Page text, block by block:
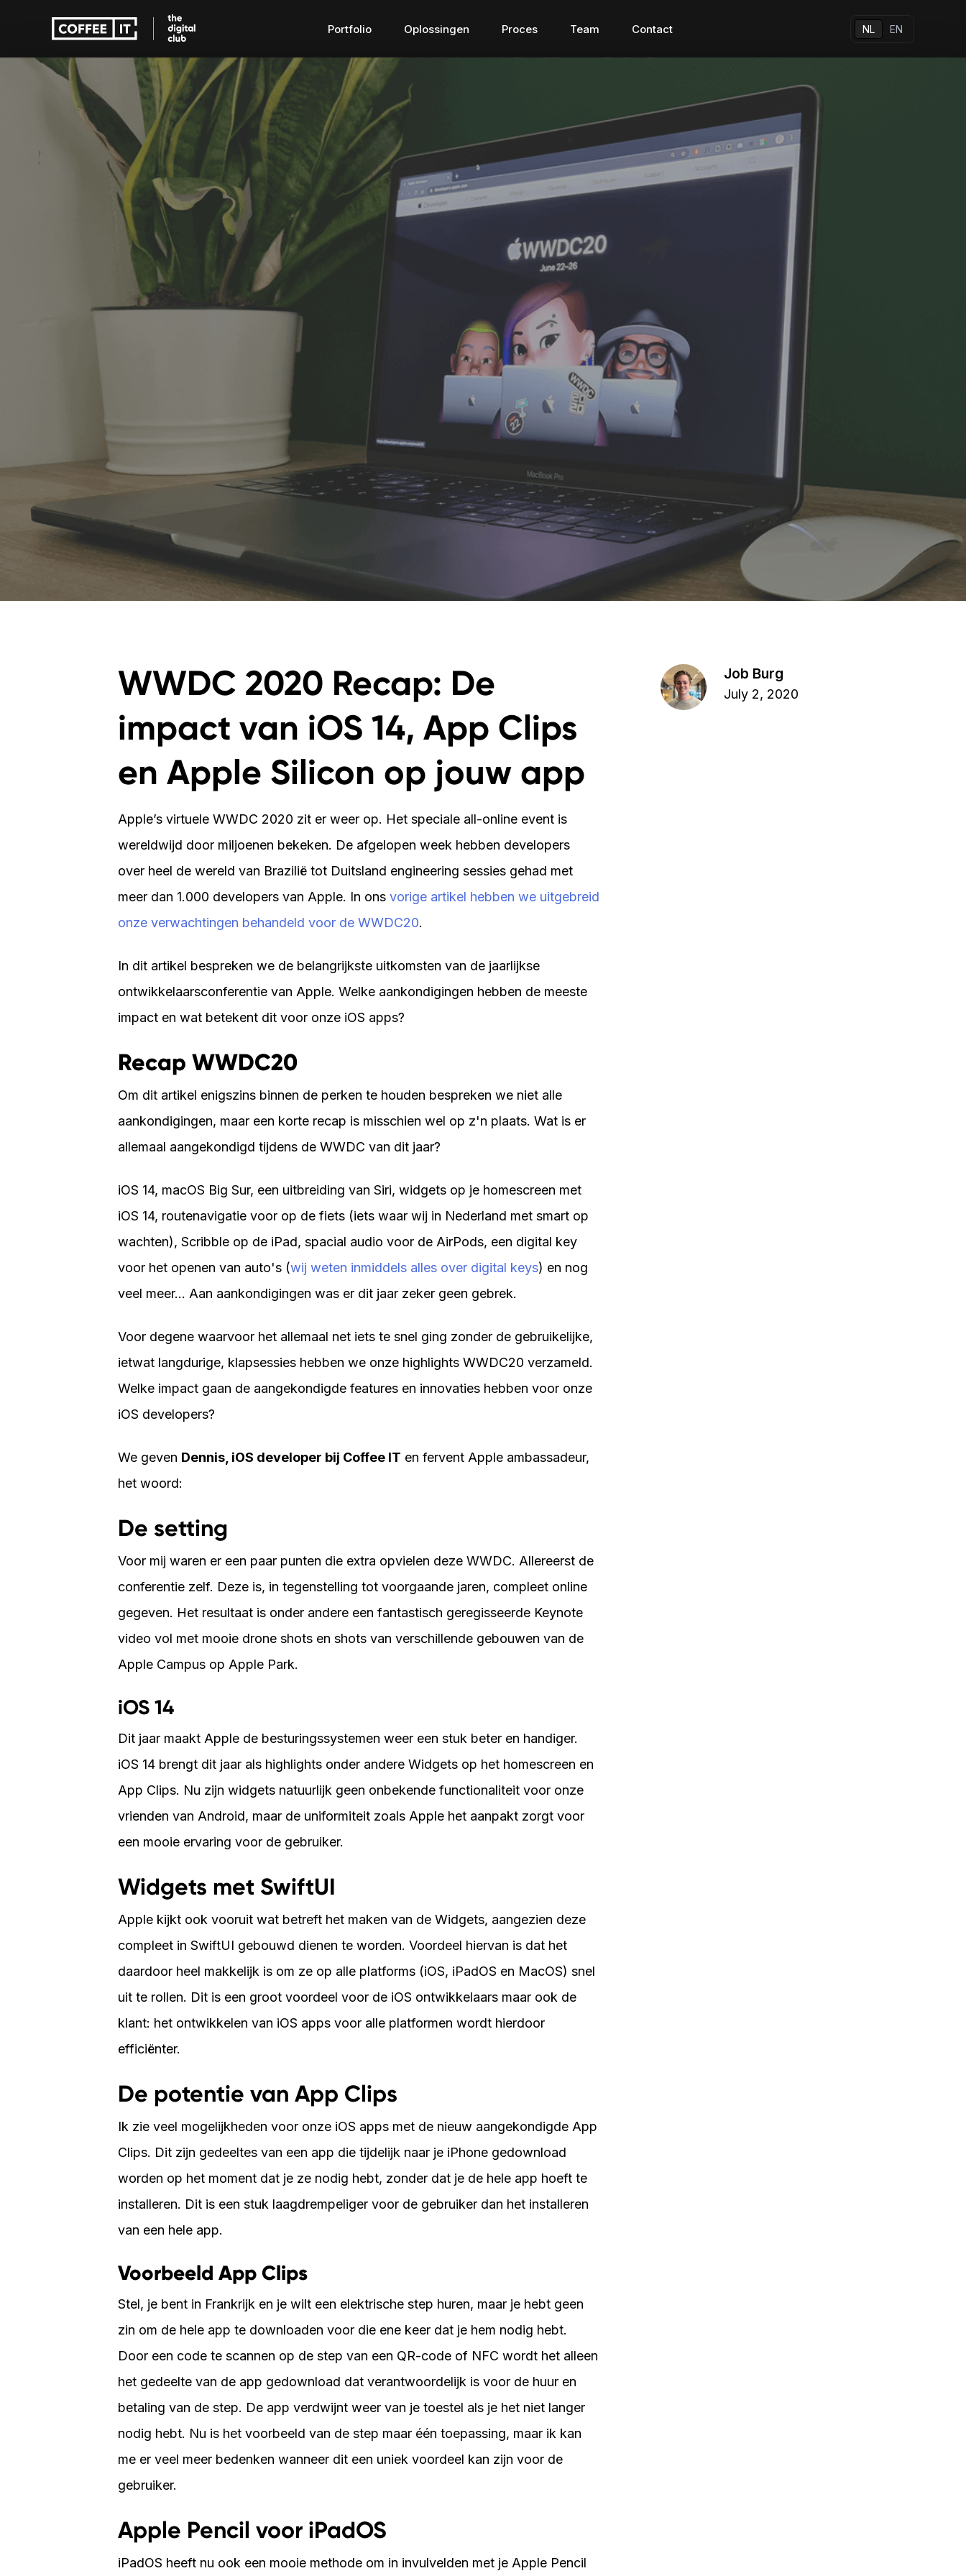
Portfolio Oplossingen Proces Team Contact
Educatie apps Zorg apps Digital Transformation Al onze apps
Educatie apps Zorg apps
Toegankelijke zorg waar
De brug voor het verbinden
van apparaten en systemen.
Digital Transformation
Digitaliseer en breng
efficiëntie in je processen.
Andere oplossingen
Native apps
Hybrid apps
Web apps
App design
Ons team
Vacatures
3526 KT Utrecht
contact@coffeeit.nl
vullen.
NL EN
WWDC 2020 Recap: De
impact van iOS 14, App Clips
en Apple Silicon op jouw app
Apple’s virtuele WWDC 2020 zit er weer op. Het speciale all-online event is
wereldwijd door miljoenen bekeken. De afgelopen week hebben developers
over heel de wereld van Brazilië tot Duitsland engineering sessies gehad met
meer dan 1.000 developers van Apple. In ons vorige artikel hebben we uitgebreid
onze verwachtingen behandeld voor de WWDC20.
In dit artikel bespreken we de belangrijkste uitkomsten van de jaarlijkse
ontwikkelaarsconferentie van Apple. Welke aankondigingen hebben de meeste
impact en wat betekent dit voor onze iOS apps?
Recap WWDC20
Om dit artikel enigszins binnen de perken te houden bespreken we niet alle
aankondigingen, maar een korte recap is misschien wel op z'n plaats. Wat is er
allemaal aangekondigd tijdens de WWDC van dit jaar?
iOS 14, macOS Big Sur, een uitbreiding van Siri, widgets op je homescreen met
iOS 14, routenavigatie voor op de fiets (iets waar wij in Nederland met smart op
wachten), Scribble op de iPad, spacial audio voor de AirPods, een digital key
voor het openen van auto's (wij weten inmiddels alles over digital keys) en nog
veel meer... Aan aankondigingen was er dit jaar zeker geen gebrek.
Voor degene waarvoor het allemaal net iets te snel ging zonder de gebruikelijke,
ietwat langdurige, klapsessies hebben we onze highlights WWDC20 verzameld.
Welke impact gaan de aangekondigde features en innovaties hebben voor onze
iOS developers?
We geven Dennis, iOS developer bij Coffee IT en fervent Apple ambassadeur,
het woord:
De setting
Voor mij waren er een paar punten die extra opvielen deze WWDC. Allereerst de
conferentie zelf. Deze is, in tegenstelling tot voorgaande jaren, compleet online
gegeven. Het resultaat is onder andere een fantastisch geregisseerde Keynote
video vol met mooie drone shots en shots van verschillende gebouwen van de
Apple Campus op Apple Park.
iOS 14
Dit jaar maakt Apple de besturingssystemen weer een stuk beter en handiger.
iOS 14 brengt dit jaar als highlights onder andere Widgets op het homescreen en
App Clips. Nu zijn widgets natuurlijk geen onbekende functionaliteit voor onze
vrienden van Android, maar de uniformiteit zoals Apple het aanpakt zorgt voor
een mooie ervaring voor de gebruiker.
Widgets met SwiftUI
Apple kijkt ook vooruit wat betreft het maken van de Widgets, aangezien deze
compleet in SwiftUI gebouwd dienen te worden. Voordeel hiervan is dat het
daardoor heel makkelijk is om ze op alle platforms (iOS, iPadOS en MacOS) snel
uit te rollen. Dit is een groot voordeel voor de iOS ontwikkelaars maar ook de
klant: het ontwikkelen van iOS apps voor alle platformen wordt hierdoor
efficiënter.
De potentie van App Clips
Ik zie veel mogelijkheden voor onze iOS apps met de nieuw aangekondigde App
Clips. Dit zijn gedeeltes van een app die tijdelijk naar je iPhone gedownload
worden op het moment dat je ze nodig hebt, zonder dat je de hele app hoeft te
installeren. Dit is een stuk laagdrempeliger voor de gebruiker dan het installeren
van een hele app.
Voorbeeld App Clips
Stel, je bent in Frankrijk en je wilt een elektrische step huren, maar je hebt geen
zin om de hele app te downloaden voor die ene keer dat je hem nodig hebt.
Door een code te scannen op de step van een QR-code of NFC wordt het alleen
het gedeelte van de app gedownload dat verantwoordelijk is voor de huur en
betaling van de step. De app verdwijnt weer van je toestel als je het niet langer
nodig hebt. Nu is het voorbeeld van de step maar één toepassing, maar ik kan
me er veel meer bedenken wanneer dit een uniek voordeel kan zijn voor de
gebruiker.
Apple Pencil voor iPadOS
iPadOS heeft nu ook een mooie methode om in invulvelden met je Apple Pencil
Job Burg
July 2, 2020